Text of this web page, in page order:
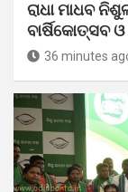
ରାଧା ମାଧବ
ବାର୍ଷିକୋତ୍ସବ
36 minutes